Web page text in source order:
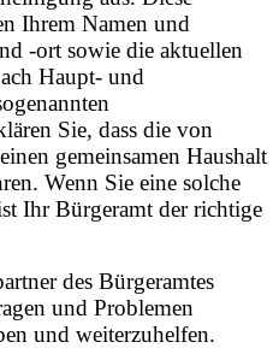
Ihrem Namen und
-ort sowie die aktuellen
Haupt- und
Sie, dass die von
gemeinsamen Haushalt
Wenn Sie eine solche
Ihr Bürgeramt der richtige
des Bürgeramtes
und Problemen
und weiterzuhelfen.